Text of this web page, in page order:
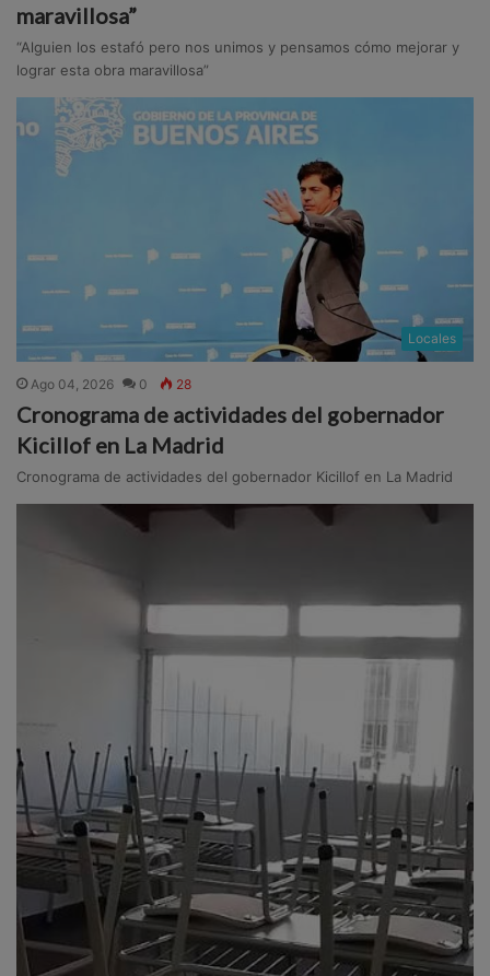
maravillosa”
“Alguien los estafó pero nos unimos y pensamos cómo mejorar y
lograr esta obra maravillosa”
Locales
Ago 04, 2026 0 28
Cronograma de actividades del gobernador
Kicillof en La Madrid
Cronograma de actividades del gobernador Kicillof en La Madrid